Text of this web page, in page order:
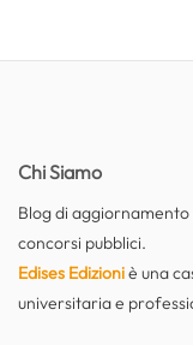
Chi Siamo
Blog di
concorsi pubblici.
Edises Edizioniè una
universitaria e